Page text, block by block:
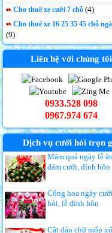
Cho thuê xe cưới 7 chỗ (4)
Cho thuê xe 16 25 35 45 chỗ
(9)
Liên hệ với chúng tôi
0933.528 098
0967.974 674
Dịch vụ cưới hỏi trọn
Mâm quả ngày lễ
đám cưới, đính hôn
Cổng hoa ngày
hỏi, lễ đính hôn
Cắt dán chữ mốp